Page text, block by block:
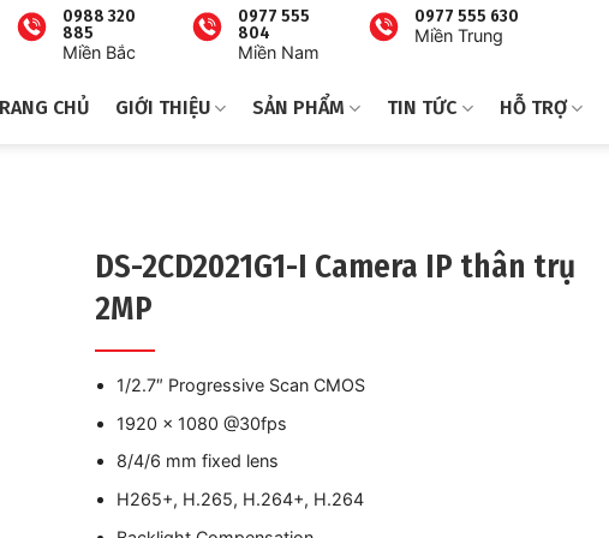
0988 320
885
Miền Bắc
0977 555
804
Miền Nam
0977 555 630
Miền Trung
CHỦ GIỚI THIỆU SẢN PHẨM TIN TỨC HỖ TRỢ
DS-2CD2021G1-I Camera IP thân trụ
2MP
1/2.7″ Progressive Scan CMOS
1920 × 1080 @30fps
8/4/6 mm fixed lens
H265+, H.265, H.264+, H.264